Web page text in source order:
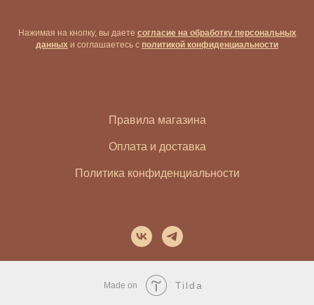
Нажимая на кнопку, вы даете согласие на обработку персональных
данных и соглашаетесь c политикой конфиденциальности
Правила магазина
Оплата и доставка
Политика конфиденциальности
Made on Tilda